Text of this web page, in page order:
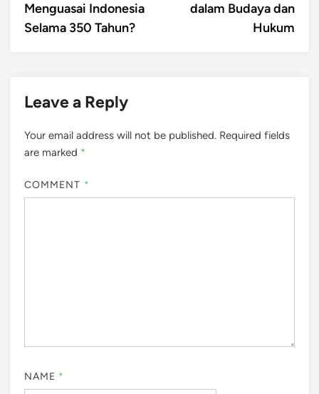
Menguasai Indonesia
Selama 350 Tahun?
dalam Budaya dan
Hukum
Leave a Reply
Your email address will not be published. Required fields
are marked *
COMMENT *
NAME *